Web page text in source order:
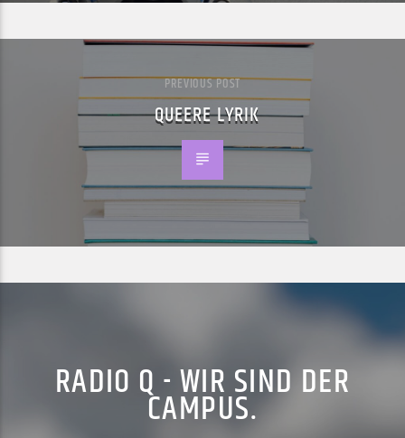
PREVIOUS POST
QUEERE LYRIK
RADIO Q - WIR SIND DER
CAMPUS.